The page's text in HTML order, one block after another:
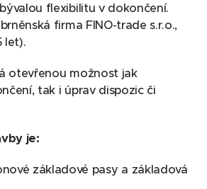
flexibilitu v dokončení.
firma FINO-trade s.r.o.,
let).
otevřenou možnost jak
tak i úprav dispozic či
je:
základové pasy a základová